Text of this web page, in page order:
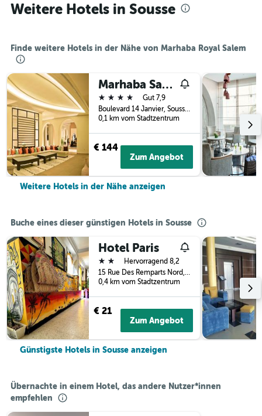
Weitere Hotels in Sousse
Finde weitere Hotels in der Nähe von Marhaba Royal Salem
Marhaba Salem
4 Sterne
Gut 7,9
Boulevard 14 Janvier, Sousse, Tunesien
0,1 km vom Stadtzentrum
€ 144
Zum Angebot
Weitere Hotels in der Nähe anzeigen
Buche eines dieser günstigen Hotels in Sousse
Hotel Paris
2 SterneHervorragend 8,2
15 Rue Des Remparts Nord, Sousse, Tunesien
0,4 km vom Stadtzentrum
€ 21
Zum Angebot
Günstigste Hotels in Sousse anzeigen
Übernachte in einem Hotel, das andere Nutzer*innen
empfehlen